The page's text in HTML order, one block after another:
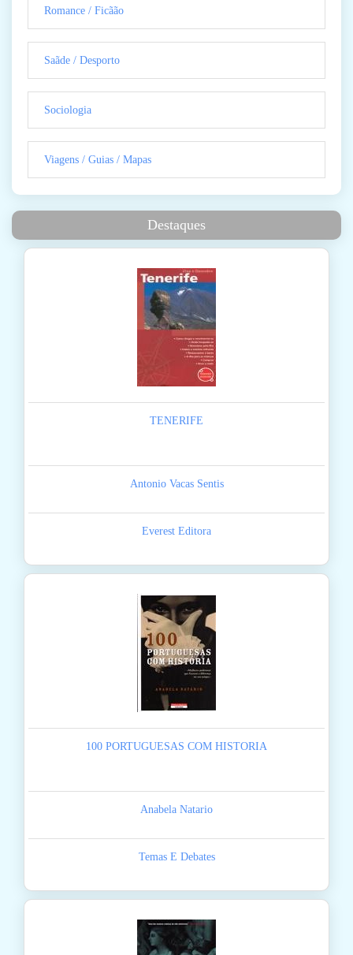
Romance / Ficãão
Saãde / Desporto
Sociologia
Viagens / Guias / Mapas
Destaques
TENERIFE
Antonio Vacas Sentis
Everest Editora
100 PORTUGUESAS COM HISTORIA
Anabela Natario
Temas E Debates